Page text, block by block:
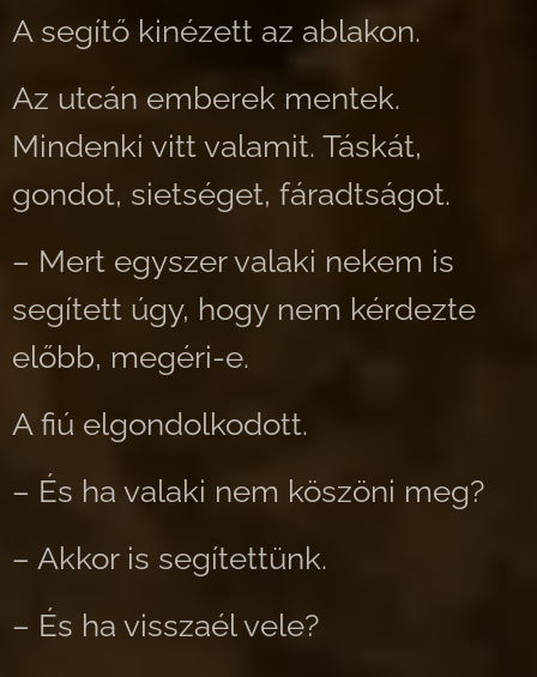
A segítő kinézett az ablakon.
Az utcán emberek mentek.
Mindenki vitt valamit. Táskát,
gondot, sietséget, fáradtságot.
– Mert egyszer valaki nekem is
segített úgy, hogy nem kérdezte
előbb, megéri-e.
A fiú elgondolkodott.
– És ha valaki nem köszöni meg?
– Akkor is segítettünk.
– És ha visszaél vele?